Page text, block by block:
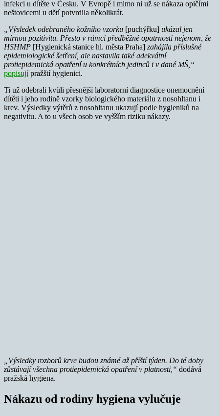
infekci u dítěte v Česku. V Evropě i mimo ni už se nákaza opičími
neštovicemi u dětí potvrdila několikrát.
„Výsledek odebraného kožního vzorku [puchýřku] ukázal jen
mírnou pozitivitu. Přesto v rámci předběžné opatrnosti nejenom, že
HSHMP [Hygienická stanice hl. města Praha] zahájila příslušné
epidemiologické šetření, ale nastavila také adekvátní
protiepidemická opatření u konkrétních jedinců i v dané MŠ,“
popisujípražští hygienici.
Ti už odebrali kvůli přesnější laboratorní diagnostice onemocnění
dítěti i jeho rodině vzorky biologického materiálu z nosohltanu i
krev. Výsledky výtěrů z nosohltanu ukazují podle hygieniků na
negativitu. A to u všech osob ve vyšším riziku nákazy.
Výsledky rozborů krve budou známé až příští týden. Do té doby
zůstávají všechna protiepidemická opatření v platnosti,“ dodává
pražská hygiena.
Nákazu od rodiny hygiena vylučuje